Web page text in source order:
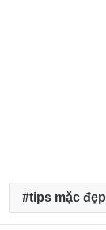
tips mặc đẹp